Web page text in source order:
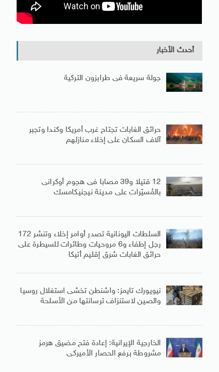
أحدث الأخبار
جولة سريعة فى طرابزون التركية
حرائق الغابات تجتاح غرب أمريكا وكندا وتجبر
آلاف السكان على إخلاء منازلهم
12 قتيلا و39 مصابا فى هجوم أوكرانى
بالمُسيّرات على مدينة نيجنيكامسك
السلطات اليونانية تصدر أوامر إخلاء وتنشر 172
رجل إطفاء و6 مروحيات وطائرات للسيطرة على
حرائق الغابات شرق إقليم أتيكا
نيويورك تايمز: واشنطن تخشى استغلال روسيا
والصين لاستنزاف ترسانتها من الأسلحة
الخارجية الإيرانية: إعادة فتح مضيق هرمز
مشروطة برفع الحصار الأميركى